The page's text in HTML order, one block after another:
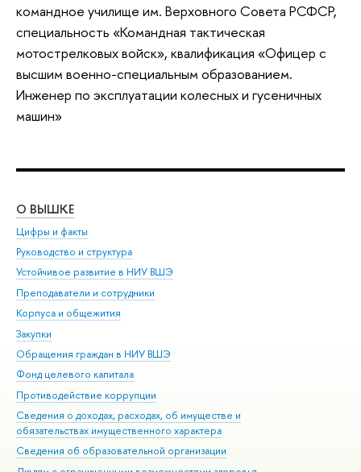
командное училище им. Верховного Совета РСФСР,
специальность «Командная тактическая
мотострелковых войск», квалификация «Офицер с
высшим военно-специальным образованием.
Инженер по эксплуатации колесных и гусеничных
машин»
О ВЫШКЕ
Цифры и факты
Руководство и структура
Устойчивое развитие в НИУ ВШЭ
Преподаватели и сотрудники
Корпуса и общежития
Закупки
Обращения граждан в НИУ ВШЭ
Фонд целевого капитала
Противодействие коррупции
Сведения о доходах, расходах, об имуществе и
обязательствах имущественного характера
Сведения об образовательной организации